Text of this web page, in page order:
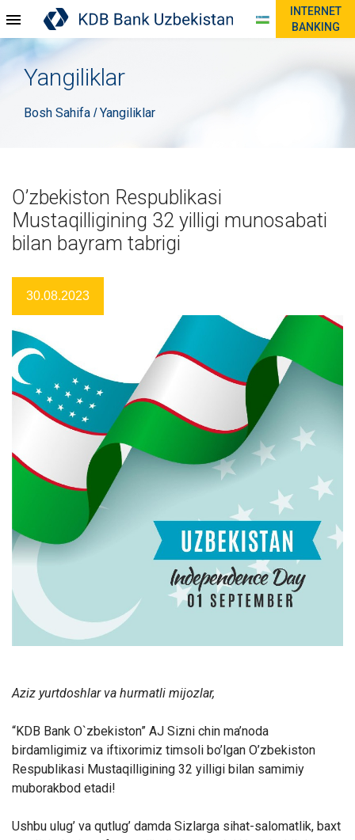
INTERNET
BANKING
Yangiliklar
Bosh Sahifa /Yangiliklar
O’zbekiston Respublikasi
Mustaqilligining 32 yilligi munosabati
bilan bayram tabrigi
30.08.2023
Aziz yurtdoshlar va hurmatli mijozlar,
“KDB Bank O`zbekiston” AJ Sizni chin ma’noda
birdamligimiz va iftixorimiz timsoli bo’lgan O’zbekiston
Respublikasi Mustaqilligining 32 yilligi bilan samimiy
muborakbod etadi!
Ushbu ulug’ va qutlug’ damda Sizlarga sihat-salomatlik, baxt